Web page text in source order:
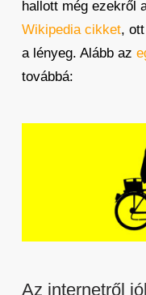
hallott még ezekről
Wikipedia cikket,
a lényeg. Alább az
továbbá:
Az internetről